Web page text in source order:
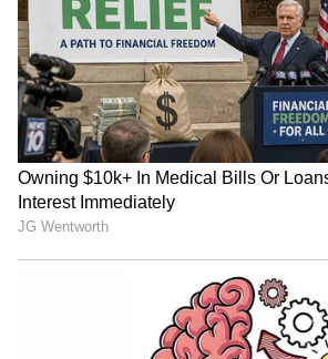
Image Credit :Asianet News
ಸಿಂಹ ರಾಶಿ
ಮಂಗಳನು ​​ಸಿಂಹ ರಾಶಿಯ ಹತ್ತನೇ
ಸಾಗುತ್ತಿದ್ದಾನೆ. ಆದ್ದರಿಂದ, ಸಿಂಹ
ಖ್ಯಾತಿ ಮತ್ತು ಸಾಮಾಜಿಕ ಕ್ಷೇತ್ರಗಳಲ್ಲಿ
ಪಡೆಯಬಹುದು. ಈ ಸಂಚಾರವು ನಿಮ್ಮ
ನೀವು ಹೆಚ್ಚಿನ ಸೌಕರ್ಯ ಮತ್ತು
ಅನುಭವಿಸುವಿರಿ. ಅದೃಷ್ಟದಿಂದ ನಿಮಗೆ